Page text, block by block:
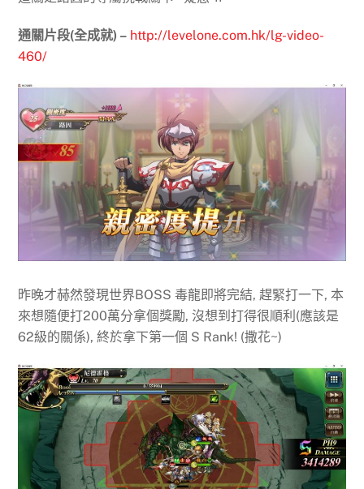
通關片段(全成就) – http://levelone.com.hk/lg-video-
460/
昨晚才赫然發現世界BOSS 毒龍即將完結, 趕緊打一下, 本
來想隨便打200萬分拿個獎勵, 沒想到打得很順利(應該是
62級的關係), 終於拿下第一個 S Rank! (撒花~)